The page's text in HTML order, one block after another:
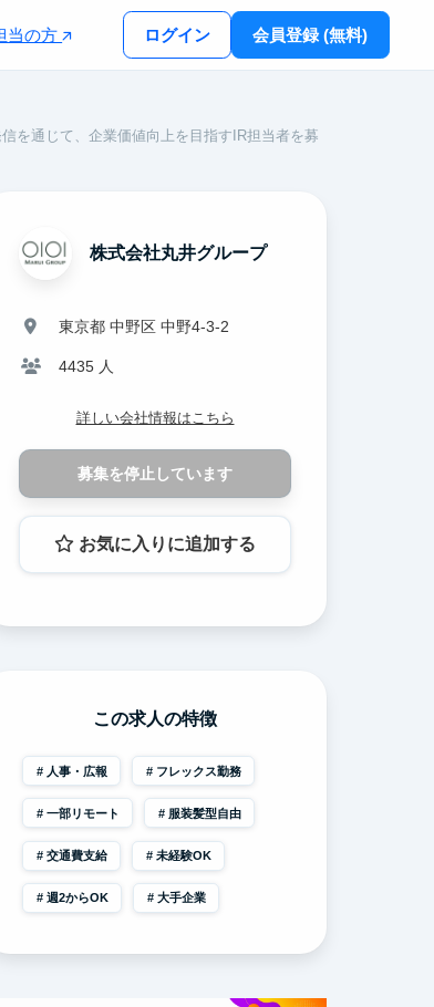
当の方 ログイン 会員登録 (無料)
を通じて、企業価値向上を目指すIR担当者を募
株式会社丸井グループ
東京都 中野区 中野4-3-2
4435 人
詳しい会社情報はこちら
募集を停止しています
お気に入りに追加する
この求人の特徴
人事・広報 フレックス勤務
一部リモート 服装髪型自由
交通費支給 未経験OK
週2からOK 大手企業